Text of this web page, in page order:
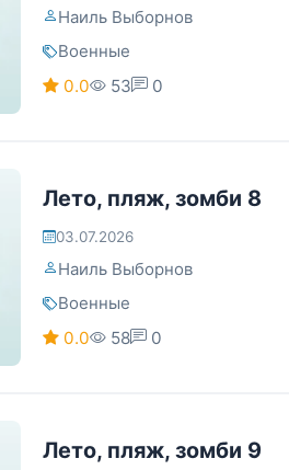
Наиль Выборнов
Военные
0.0
53 0
Лето, пляж, зомби 8
03.07.2026
Наиль Выборнов
Военные
0.0
58 0
Лето, пляж, зомби 9